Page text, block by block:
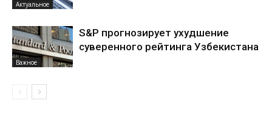
Актуальное
Важное
S&P прогнозирует ухудшение
суверенного рейтинга Узбекистана